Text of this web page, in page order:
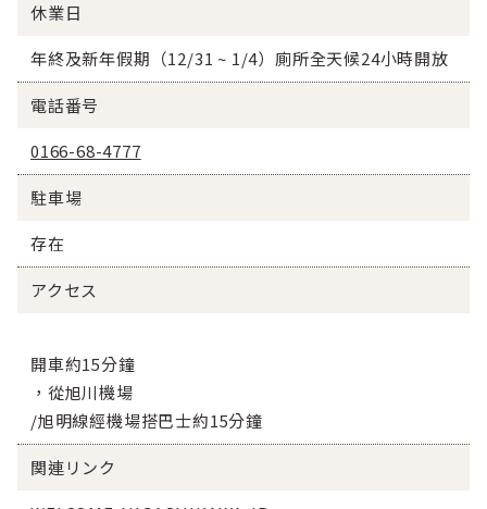
休業日
年終及新年假期（12/31 ~ 1/4）廁所全天候24小時開放
電話番号
0166-68-4777
駐車場
存在
アクセス
開車約15分鐘
，從旭川機場
/旭明線經機場搭巴士約15分鐘
関連リンク